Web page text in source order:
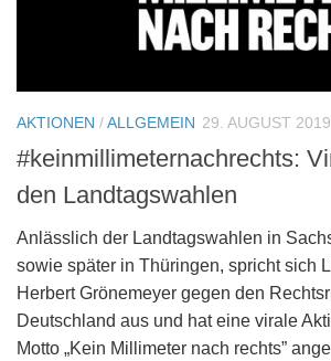
AKTIONEN /ALLGEMEIN 29. AUGUST 2019
#keinmillimeternachrechts:
den Landtagswahlen
Anlässlich der Landtagswahlen in
sowie später in Thüringen, spricht sich
Herbert Grönemeyer gegen den
Deutschland aus und hat eine virale
Motto „Kein Millimeter nach rechts”